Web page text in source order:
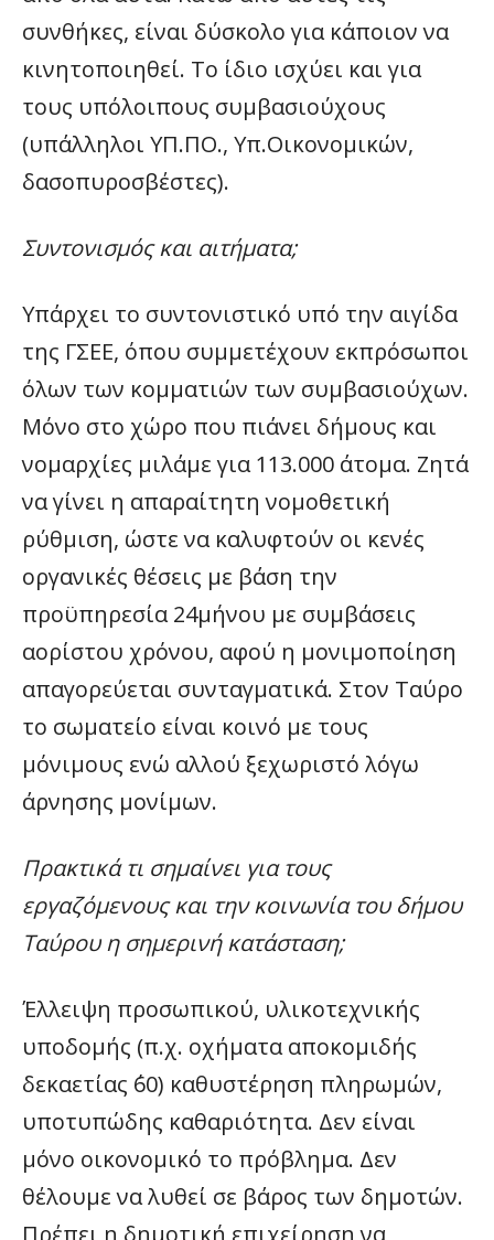
συνθήκες, είναι δύσκολο για κάποιον να
κινητοποιηθεί. Το ίδιο ισχύει και για
τους υπόλοιπους συμβασιούχους
(υπάλληλοι ΥΠ.ΠΟ., Υπ.Οικονομικών,
δασοπυροσβέστες).
Συντονισμός και αιτήματα;
Υπάρχει το συντονιστικό υπό την αιγίδα
της ΓΣΕΕ, όπου συμμετέχουν εκπρόσωποι
όλων των κομματιών των συμβασιούχων.
Μόνο στο χώρο που πιάνει δήμους και
νομαρχίες μιλάμε για 113.000 άτομα. Ζητά
να γίνει η απαραίτητη νομοθετική
ρύθμιση, ώστε να καλυφτούν οι κενές
οργανικές θέσεις με βάση την
προϋπηρεσία 24μήνου με συμβάσεις
αορίστου χρόνου, αφού η μονιμοποίηση
απαγορεύεται συνταγματικά. Στον Ταύρο
το σωματείο είναι κοινό με τους
μόνιμους ενώ αλλού ξεχωριστό λόγω
άρνησης μονίμων.
Πρακτικά τι σημαίνει για τους
εργαζόμενους και την κοινωνία του δήμου
Ταύρου η σημερινή κατάσταση;
Έλλειψη προσωπικού, υλικοτεχνικής
υποδομής (π.χ. οχήματα αποκομιδής
δεκαετίας ΄60) καθυστέρηση πληρωμών,
υποτυπώδης καθαριότητα. Δεν είναι
μόνο οικονομικό το πρόβλημα. Δεν
θέλουμε να λυθεί σε βάρος των δημοτών.
Πρέπει η δημοτική επιχείρηση να